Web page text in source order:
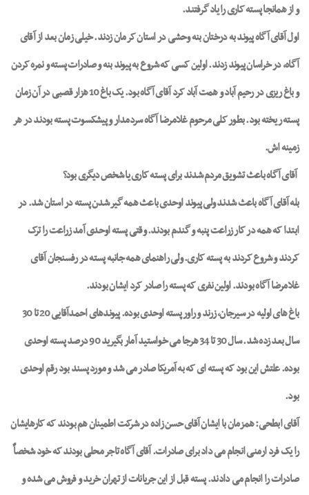
و از همانجا پسته کاری را یاد گرفتند.
اول آقای آگاه پیوند به درختان بنه وحشی در استان کرمان زدند. خیلی زمان بعد از آقای
آگاه، در خراسان پیوند زدند. اولین کسی که شروع به پیوند بنه و صادرات پسته و نمره کردن
و باغ ریزی در رحیم آباد و همت آباد کرد آقای آگاه بود. یک باغ 10 هزار قصبی در آن زمان
پسته ریخته بود. بطور کلی مرحوم غلامرضا آگاه سردمدار و پیشکسوت پسته بودند در هر
زمینه اش.
آقای آگاه باعث تشویق مردم شدند برای پسته کاری یا شخص دیگری بود؟
بله آقای آگاه باعث شدند ولی پیوند اوحدی باعث همه گیر شدن پسته در استان شد. در
ابتدا که همه در کار زراعت پنبه و گندم بودند. وقتی پسته اوحدی آمد زراعت را ترک
کردند و شروع کردند به پسته کاری. ولی راهنمای همه جانبه پسته در رفسنجان آقای
غلامرضا آگاه بودند. اولین نفری که پسته را صادر کرد ایشان بودند.
باغ های اولیه در سیرجان، زرند و راور پسته اوحدی بوده. پیوندهای احمدآقایی 20 تا 30
سال بعد زده شد. سال 30 تا 34 هرجا می خواستید آمار بگیرید 90 درصد پسته اوحدی
بوده. علتش این بود که پسته ای که به آمریکا صادر می شد و مورد پسند بود رقم اوحدی
بود.
آقای ابطحی:همزمان با ایشان آقای حسن زاده در شرکت اطمینان هم بودند که کارهایشان
را یک فرد ارمنی انجام می داد برای صادرات. آقای آگاه تاجر محلی بودند که خود شخصاًٌ
صادرات را انجام می دادند. پسته قبل از این جریانات از تهران خرید و فروش می شده و